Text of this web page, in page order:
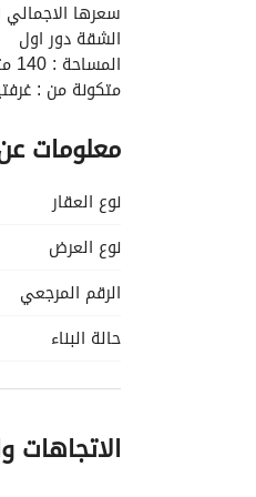
سعرها الاجمالي المطلوب : 5 مليون و
الشقة دور اول
المساحة : 140 متر
متكونة من : غرفتين نوم \ 2 حمام \
لوكيشن مميز جدا
معلومات
نوع العقار
نوع العرض
الرقم المرجعي
حالة البناء
الاتجاهات